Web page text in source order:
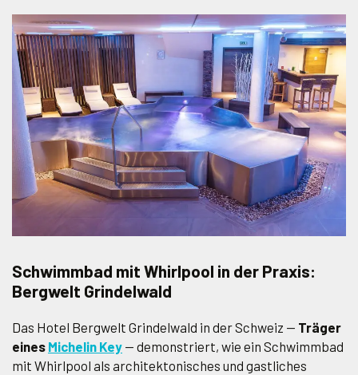
Schwimmbad mit Whirlpool in der Praxis:
Bergwelt Grindelwald
Das Hotel Bergwelt Grindelwald in der Schweiz — Träger
eines Michelin Key — demonstriert, wie ein Schwimmbad
mit Whirlpool als architektonisches und gastliches